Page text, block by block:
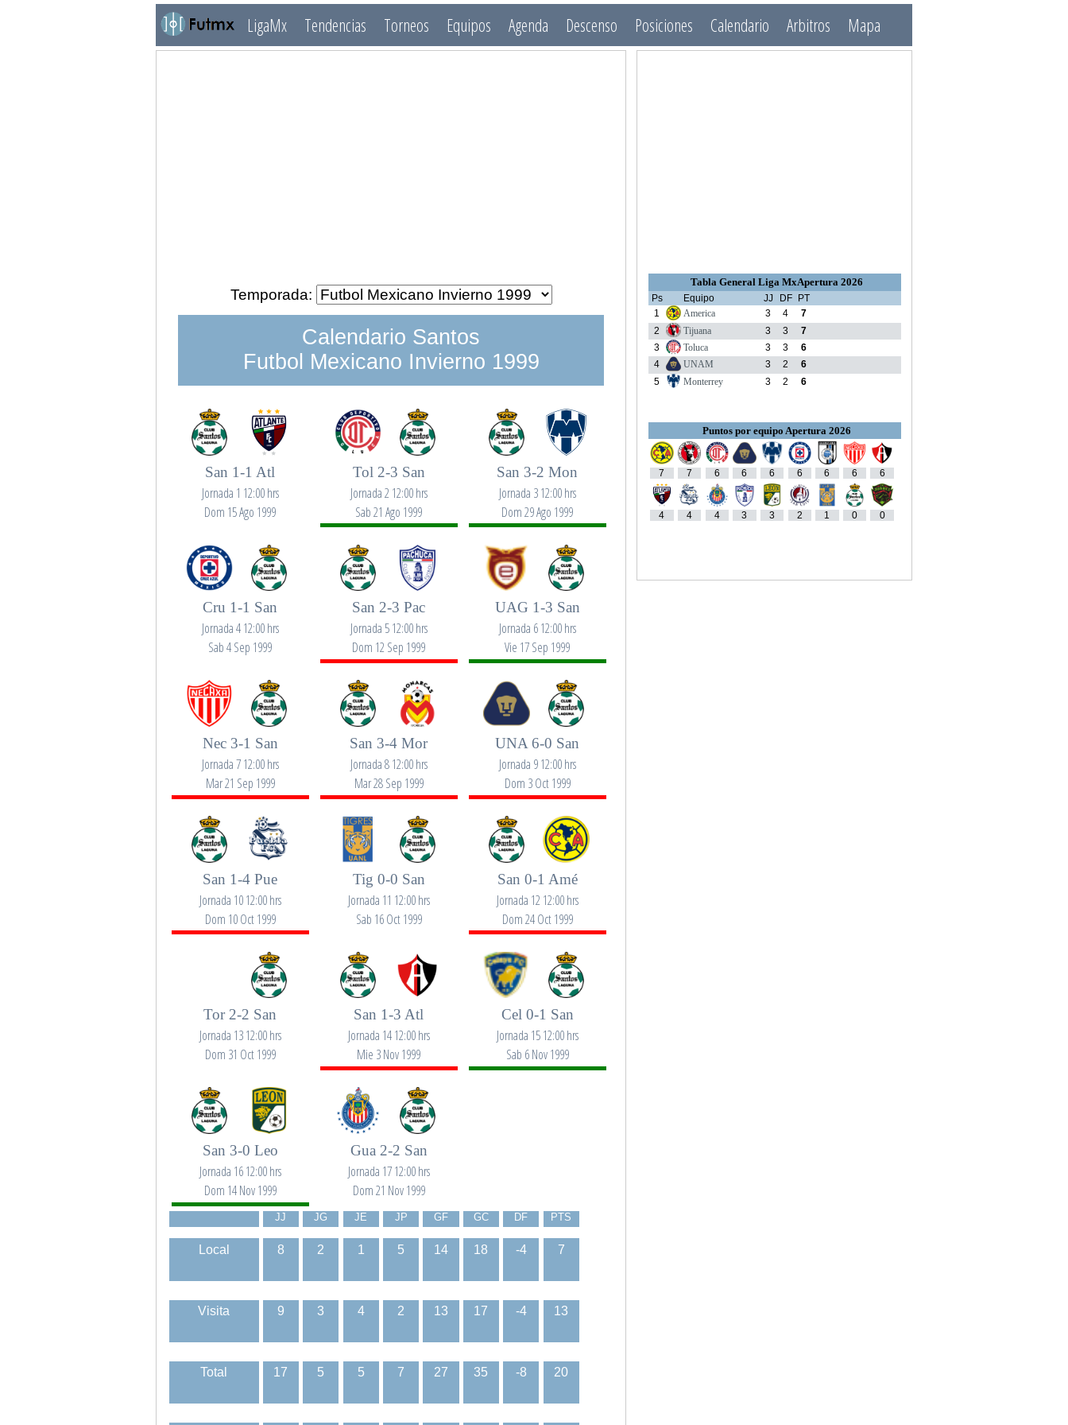
LigaMx Tendencias Torneos Equipos Agenda Descenso Posiciones Calendario Arbitros Mapa
Temporada:
Calendario Santos
Futbol Mexicano Invierno 1999
San 1-1 Atl
Jornada 1 12:00 hrs
Dom 15 Ago 1999
Tol 2-3 San
Jornada 2 12:00 hrs
Sab 21 Ago 1999
San 3-2 Mon
Jornada 3 12:00 hrs
Dom 29 Ago 1999
Cru 1-1 San
Jornada 4 12:00 hrs
Sab 4 Sep 1999
San 2-3 Pac
Jornada 5 12:00 hrs
Dom 12 Sep 1999
UAG 1-3 San
Jornada 6 12:00 hrs
Vie 17 Sep 1999
Nec 3-1 San
Jornada 7 12:00 hrs
Mar 21 Sep 1999
San 3-4 Mor
Jornada 8 12:00 hrs
Mar 28 Sep 1999
UNA 6-0 San
Jornada 9 12:00 hrs
Dom 3 Oct 1999
San 1-4 Pue
Jornada 10 12:00 hrs
Dom 10 Oct 1999
Tig 0-0 San
Jornada 11 12:00 hrs
Sab 16 Oct 1999
San 0-1 Amé
Jornada 12 12:00 hrs
Dom 24 Oct 1999
Tor 2-2 San
Jornada 13 12:00 hrs
Dom 31 Oct 1999
San 1-3 Atl
Jornada 14 12:00 hrs
Mie 3 Nov 1999
Cel 0-1 San
Jornada 15 12:00 hrs
Sab 6 Nov 1999
San 3-0 Leo
Jornada 16 12:00 hrs
Dom 14 Nov 1999
Gua 2-2 San
Jornada 17 12:00 hrs
Dom 21 Nov 1999
JJ JG JE JP GF GC DF PTS
Local 8 2 1 5 14 18 -4 7
Visita 9 3 4 2 13 17 -4 13
Total 17 5 5 7 27 35 -8 20
Tabla General Liga MxApertura 2026
Ps Equipo JJ DF PT
1
America 3 4
7
2
Tijuana 3 3
7
3
Toluca 3 3
6
4
UNAM 3 2
6
5
Monterrey 3 2 6
Puntos por equipo Apertura 2026
7 7 6 6 6 6 6 6 6
4 4 4 3 3 2 1 0 0